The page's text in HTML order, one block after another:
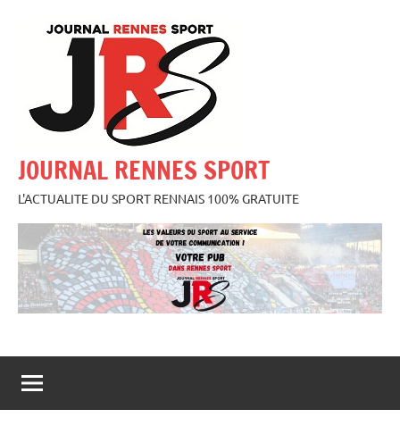
JOURNAL RENNES SPORT
L'ACTUALITE DU SPORT RENNAIS 100% GRATUITE